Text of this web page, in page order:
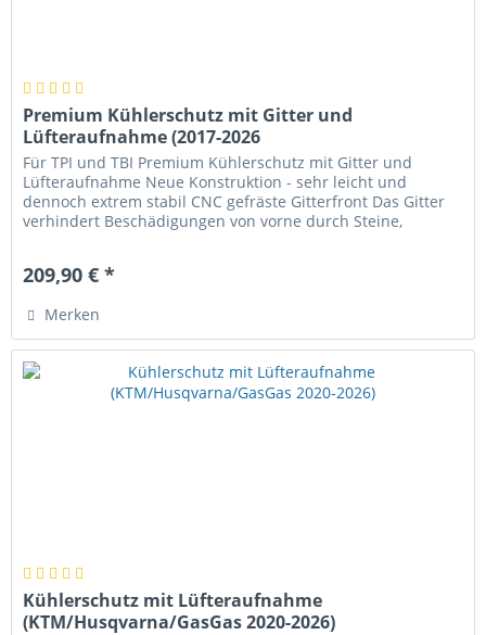
Premium Kühlerschutz mit Gitter und
Lüfteraufnahme (2017-2026
KTM/Husqvarna/GasGas)
Für TPI und TBI Premium Kühlerschutz mit Gitter und
Lüfteraufnahme Neue Konstruktion - sehr leicht und
dennoch extrem stabil CNC gefräste Gitterfront Das Gitter
verhindert Beschädigungen von vorne durch Steine,
209,90 € *
Merken
Kühlerschutz mit Lüfteraufnahme
(KTM/Husqvarna/GasGas 2020-2026)